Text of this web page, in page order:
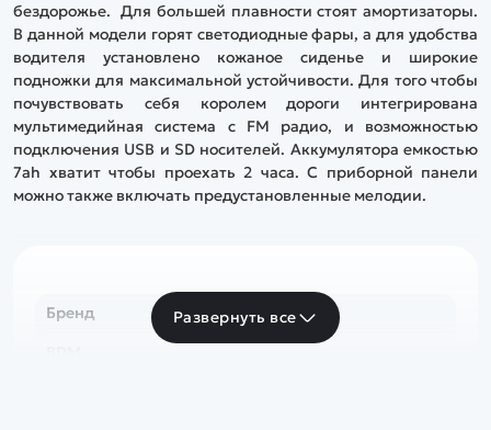
бездорожье. Для большей плавности стоят амортизаторы.
В данной модели горят светодиодные фары, а для удобства
водителя установлено кожаное сиденье и широкие
подножки для максимальной устойчивости. Для того чтобы
почувствовать себя королем дороги интегрирована
мультимедийная система с FM радио, и возможностью
подключения USB и SD носителей. Аккумулятора емкостью
7ah хватит чтобы проехать 2 часа. С приборной панели
можно также включать предустановленные мелодии.
Бренд
Развернуть все